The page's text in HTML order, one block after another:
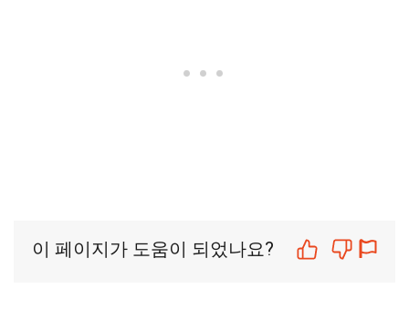
이 페이지가 도움이 되었나요?